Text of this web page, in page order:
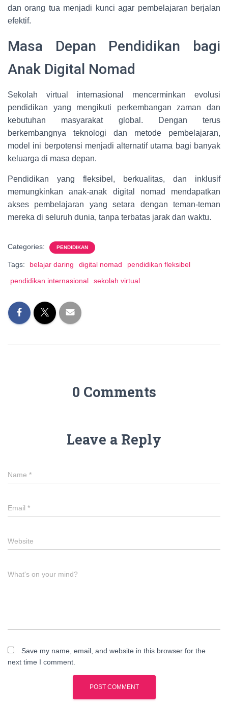
dan orang tua menjadi kunci agar pembelajaran berjalan
efektif.
Masa Depan Pendidikan bagi
Anak Digital Nomad
Sekolah virtual internasional mencerminkan evolusi
pendidikan yang mengikuti perkembangan zaman dan
kebutuhan masyarakat global. Dengan terus
berkembangnya teknologi dan metode pembelajaran,
model ini berpotensi menjadi alternatif utama bagi banyak
keluarga di masa depan.
Pendidikan yang fleksibel, berkualitas, dan inklusif
memungkinkan anak-anak digital nomad mendapatkan
akses pembelajaran yang setara dengan teman-teman
mereka di seluruh dunia, tanpa terbatas jarak dan waktu.
Categories: PENDIDIKAN
Tags: belajar daring digital nomad
pendidikan fleksibel
pendidikan internasional
sekolah virtual
0 Comments
Leave a Reply
Name *
Email *
Website
What's on your mind?
Save my name, email, and website in this browser for the
next time I comment.